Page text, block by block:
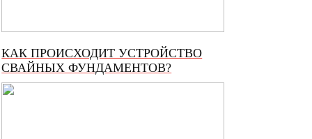
КАК ПРОИСХОДИТ УСТРОЙСТВО
СВАЙНЫХ ФУНДАМЕНТОВ?